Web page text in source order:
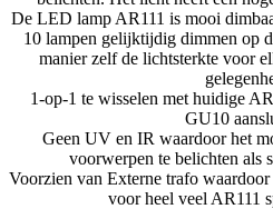
De LED lamp AR111 is mooi
10 lampen gelijktijdig dimmen op
manier zelf de lichtsterkte voor
1-op-1 te wisselen met huidige
GU10
Geen UV en IR waardoor het
voorwerpen te belichten als
Voorzien van Externe trafo
voor heel veel AR111